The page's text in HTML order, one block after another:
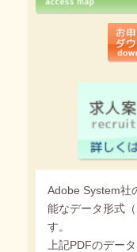
Adobe System社
能なデータ形式
す。
上記PDFのデー